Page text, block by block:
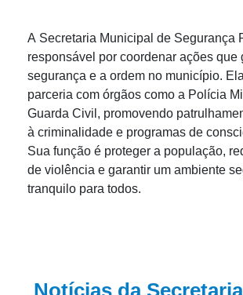
A Secretaria Municipal de Segurança
responsável por coordenar ações que
segurança e a ordem no município.
parceria com órgãos como a Polícia
Guarda Civil, promovendo
à criminalidade e programas de
Sua função é proteger a população,
de violência e garantir um ambiente
tranquilo para todos.
Notícias da Secretaria